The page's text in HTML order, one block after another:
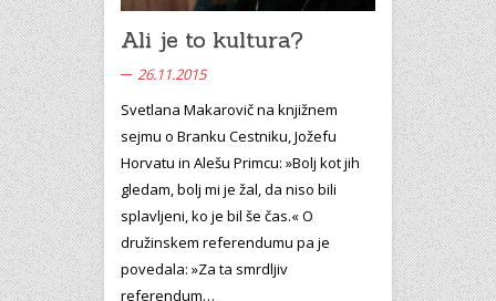
Ali je to kultura?
26.11.2015
Svetlana Makarovič na knjižnem
sejmu o Branku Cestniku, Jožefu
Horvatu in Alešu Primcu: »Bolj kot jih
gledam, bolj mi je žal, da niso bili
splavljeni, ko je bil še čas.« O
družinskem referendumu pa je
povedala: »Za ta smrdljiv
referendum…